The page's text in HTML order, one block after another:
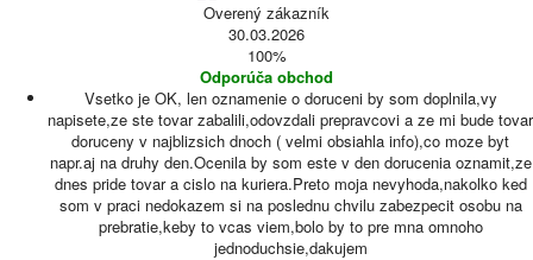
Overený zákazník
30.03.2026
100%
Odporúča obchod
Vsetko je OK, len oznamenie o doruceni by som doplnila,vy
napisete,ze ste tovar zabalili,odovzdali prepravcovi a ze mi bude tovar
doruceny v najblizsich dnoch ( velmi obsiahla info),co moze byt
napr.aj na druhy den.Ocenila by som este v den dorucenia oznamit,ze
dnes pride tovar a cislo na kuriera.Preto moja nevyhoda,nakolko ked
som v praci nedokazem si na poslednu chvilu zabezpecit osobu na
prebratie,keby to vcas viem,bolo by to pre mna omnoho
jednoduchsie,dakujem